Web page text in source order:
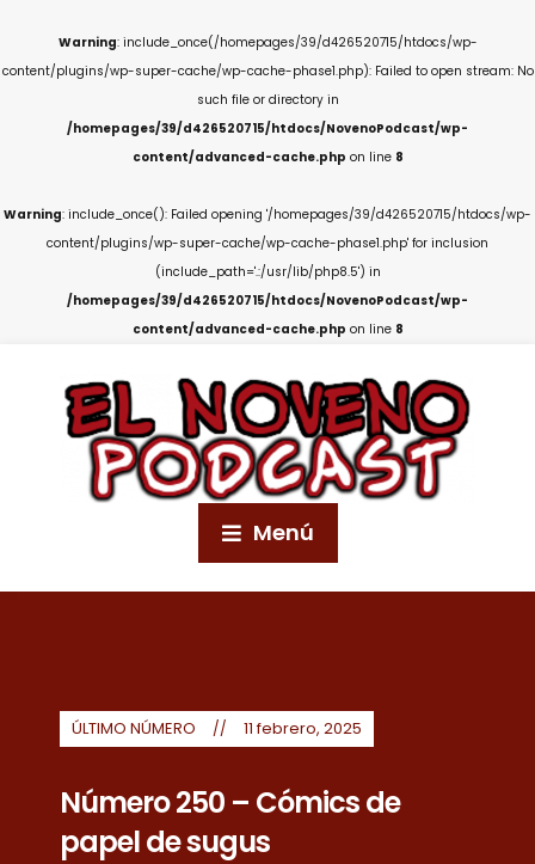
Warning: include_once(/homepages/39/d426520715/htdocs/wp-
content/plugins/wp-super-cache/wp-cache-phase1.php): Failed to open stream: No
such file or directory in
/homepages/39/d426520715/htdocs/NovenoPodcast/wp-
content/advanced-cache.php on line 8
Warning: include_once(): Failed opening '/homepages/39/d426520715/htdocs/wp-
content/plugins/wp-super-cache/wp-cache-phase1.php' for inclusion
(include_path='.:/usr/lib/php8.5') in
/homepages/39/d426520715/htdocs/NovenoPodcast/wp-
content/advanced-cache.php on line 8
Menú
ÚLTIMO NÚMERO 11 febrero, 2025
Número 250 – Cómics de
papel de sugus